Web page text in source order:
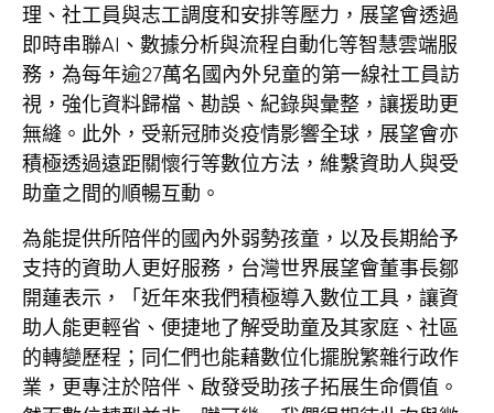
理、社工員與志工調度和安排等壓力，展望會透過
即時串聯AI、數據分析與流程自動化等智慧雲端服
務，為每年逾27萬名國內外兒童的第一線社工員訪
視，強化資料歸檔、勘誤、紀錄與彙整，讓援助更
無縫。此外，受新冠肺炎疫情影響全球，展望會亦
積極透過遠距關懷行等數位方法，維繫資助人與受
助童之間的順暢互動。
為能提供所陪伴的國內外弱勢孩童，以及長期給予
支持的資助人更好服務，台灣世界展望會董事長鄒
開蓮表示，「近年來我們積極導入數位工具，讓資
助人能更輕省、便捷地了解受助童及其家庭、社區
的轉變歷程；同仁們也能藉數位化擺脫繁雜行政作
業，更專注於陪伴、啟發受助孩子拓展生命價值。